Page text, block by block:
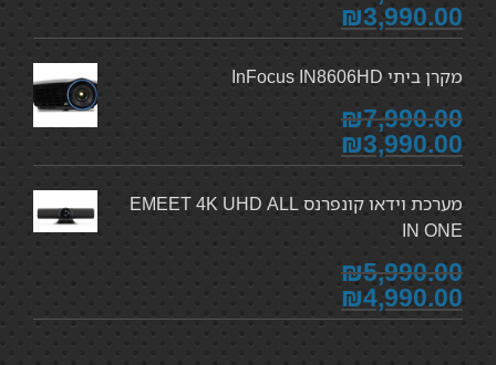
₪3,990.00
מקרן ביתי InFocus IN8606HD
₪7,990.00
₪3,990.00
מערכת וידאו קונפרנס EMEET 4K UHD ALL
IN ONE
₪5,990.00
₪4,990.00